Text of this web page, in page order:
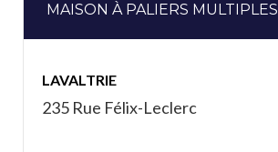
MAISON À PALIERS MULTIPLES
LAVALTRIE
235 Rue Félix-Leclerc